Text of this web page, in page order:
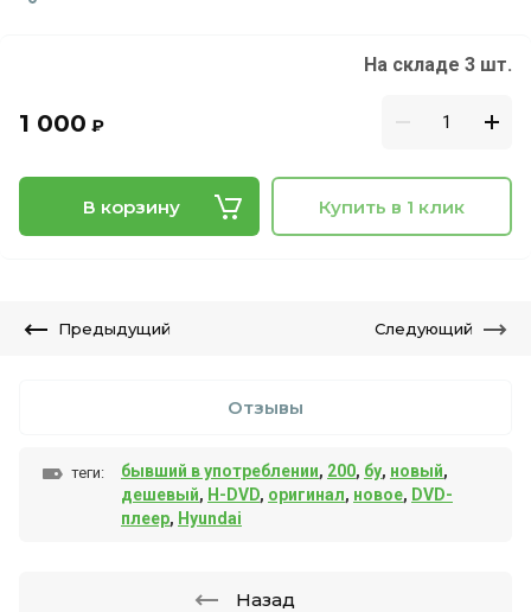
На складе 3 шт.
1 000 ₽
В корзину Купить в 1 клик
Предыдущий Следующий
Отзывы
теги: бывший в употреблении, 200, бу, новый,
дешевый, H-DVD, оригинал, новое, DVD-
плеер, Hyundai
Назад